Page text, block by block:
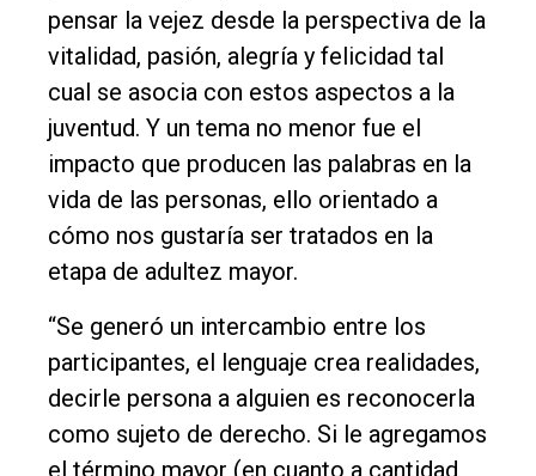
Entrevistas
Rural
Deportes
Fúnebres
Edición
Empresa
Nosotros
Contacto
pensar la vejez desde la perspectiva de la
vitalidad, pasión, alegría y felicidad tal
cual se asocia con estos aspectos a la
juventud. Y un tema no menor fue el
impacto que producen las palabras en la
vida de las personas, ello orientado a
cómo nos gustaría ser tratados en la
etapa de adultez mayor.
“Se generó un intercambio entre los
participantes, el lenguaje crea realidades,
decirle persona a alguien es reconocerla
como sujeto de derecho. Si le agregamos
el término mayor (en cuanto a cantidad